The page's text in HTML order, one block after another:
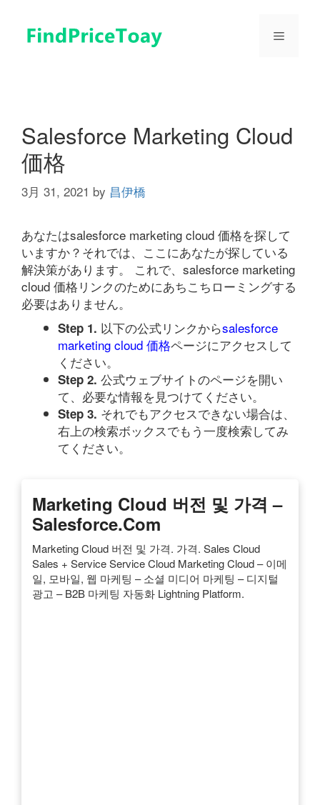
メ
Salesforce Marketing Cloud
価格
3月 31, 2021 by 昌伊橋
あなたはsalesforce marketing cloud 価格を探して
いますか？それでは、ここにあなたが探している
解決策があります。 これで、salesforce marketing
cloud 価格リンクのためにあちこちローミングする
必要はありません。
Step 1. 以下の公式リンクからsalesforce
marketing cloud 価格ページにアクセスして
ください。
Step 2. 公式ウェブサイトのページを開い
て、必要な情報を見つけてください。
Step 3. それでもアクセスできない場合は、
右上の検索ボックスでもう一度検索してみ
てください。
Marketing Cloud 버전 및 가격 –
Salesforce.com
Marketing Cloud 버전 및 가격. 가격. Sales Cloud
Sales + Service Service Cloud Marketing Cloud – 이메
일, 모바일, 웹 마케팅 – 소셜 미디어 마케팅 – 디지털
광고 – B2B 마케팅 자동화 Lightning Platform.